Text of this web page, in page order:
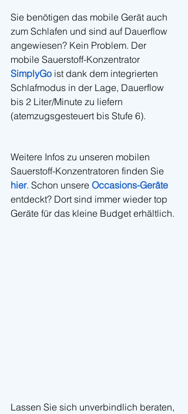
Sie benötigen das mobile Gerät auch
zum Schlafen und sind auf Dauerflow
angewiesen? Kein Problem. Der
mobile Sauerstoff-Konzentrator
SimplyGo ist dank dem integrierten
Schlafmodus in der Lage, Dauerflow
bis 2 Liter/Minute zu liefern
(atemzugsgesteuert bis Stufe 6).
Weitere Infos zu unseren mobilen
Sauerstoff-Konzentratoren finden Sie
hier. Schon unsere Occasions-Geräte
entdeckt? Dort sind immer wieder top
Geräte für das kleine Budget erhältlich.
Lassen Sie sich unverbindlich beraten,